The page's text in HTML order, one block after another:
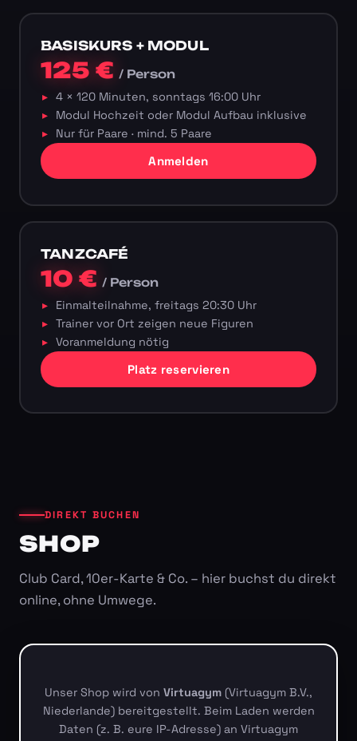
BASISKURS + MODUL
125 €/ Person
4 × 120 Minuten, sonntags 16:00 Uhr
Modul Hochzeit oder Modul Aufbau inklusive
Nur für Paare · mind. 5 Paare
Anmelden
TANZCAFÉ
10 €/ Person
Einmalteilnahme, freitags 20:30 Uhr
Trainer vor Ort zeigen neue Figuren
Voranmeldung nötig
Platz reservieren
DIREKT BUCHEN
SHOP
Club Card, 10er-Karte & Co. – hier buchst du direkt
online, ohne Umwege.
Unser Shop wird von Virtuagym (Virtuagym B.V.,
Niederlande) bereitgestellt. Beim Laden werden
Daten (z. B. eure IP-Adresse) an Virtuagym